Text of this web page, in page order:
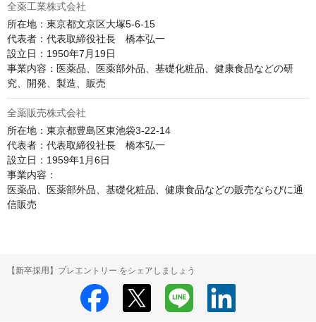
全薬工業株式会社
所在地：東京都文京区大塚5-6-15
代表者：代表取締役社長　橋本弘一
設立日：1950年7月19日
事業内容：医薬品、医薬部外品、基礎化粧品、健康食品などの研
究、開発、製造、販売
全薬販売株式会社
所在地：東京都豊島区東池袋3-22-14
代表者：代表取締役社長　橋本弘一
設立日：1959年1月6日
事業内容：
医薬品、医薬部外品、基礎化粧品、健康食品などの販売ならびに通
信販売
【新卒採用】プレエントリー をシェアしましょう